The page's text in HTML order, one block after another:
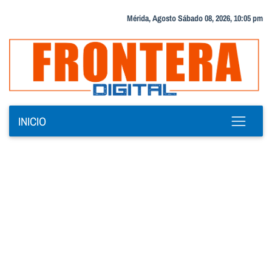
Mérida, Agosto Sábado 08, 2026, 10:05 pm
INICIO